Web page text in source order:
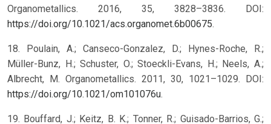
Organometallics. 2016, 35, 3828–3836. DOI:
https://doi.org/10.1021/acs.organomet.6b00675.
18. Poulain, A.; Canseco-Gonzalez, D.; Hynes-Roche, R.;
Müller-Bunz, H.; Schuster, O.; Stoeckli-Evans, H.; Neels, A.;
Albrecht, M. Organometallics. 2011, 30, 1021–1029. DOI:
https://doi.org/10.1021/om101076u.
19. Bouffard, J.; Keitz, B. K.; Tonner, R.; Guisado-Barrios, G.;